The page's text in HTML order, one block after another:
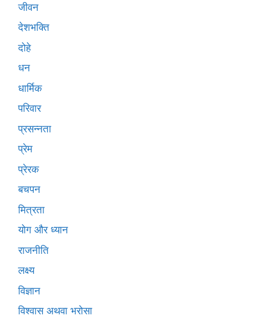
जीवन
देशभक्ति
दोहे
धन
धार्मिक
परिवार
प्रसन्नता
प्रेम
प्रेरक
बचपन
मित्रता
योग और ध्यान
राजनीति
लक्ष्य
विज्ञान
विश्वास अथवा भरोसा